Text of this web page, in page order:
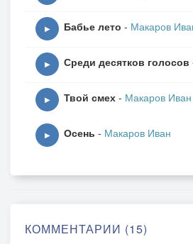
▶ Бабье лето - Макаров
▶ Среди десятков голосов
▶ Твой смех - Макаров Иван
▶ Осень - Макаров Иван
КОММЕНТАРИИ (15)